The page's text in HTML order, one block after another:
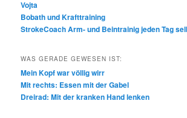
Vojta
Bobath und Krafttraining
StrokeCoach Arm- und Beintrainig jeden Tag
WAS GERADE GEWESEN IST:
Mein Kopf war völlig wirr
Mit rechts: Essen mit der Gabel
Dreirad: Mit der kranken Hand lenken